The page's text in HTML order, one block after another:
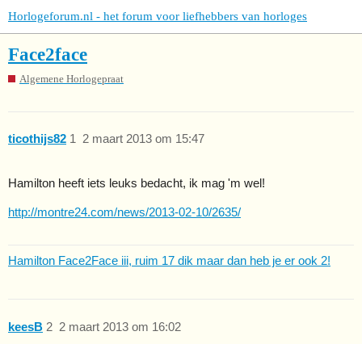
Horlogeforum.nl - het forum voor liefhebbers van horloges
Face2face
Algemene Horlogepraat
ticothijs82 2 maart 2013 om 15:47
1
Hamilton heeft iets leuks bedacht, ik mag 'm wel!
http://montre24.com/news/2013-02-10/2635/
Hamilton Face2Face iii, ruim 17 dik maar dan heb je er ook 2!
keesB 2 maart 2013 om 16:02
2